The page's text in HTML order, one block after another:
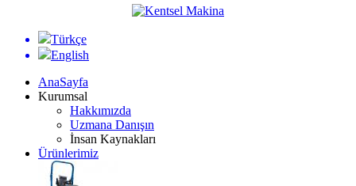
Türkçe
English
AnaSayfa
Kurumsal
Hakkımızda
Uzmana Danışın
İnsan Kaynakları
Ürünlerimiz